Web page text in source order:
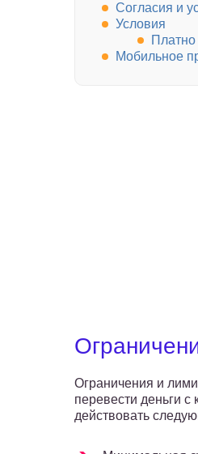
Согласия и
Условия
Мобильное
Ограничения и
перевести деньги с
действовать